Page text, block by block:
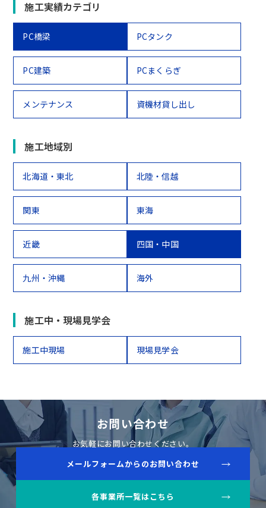
施工実績カテゴリ
PC橋梁 PCタンク
PC建築 PCまくらぎ
メンテナンス 資機材貸し出し
施工地域別
北海道・東北 北陸・信越
関東 東海
近畿 四国・中国
九州・沖縄 海外
施工中・現場見学会
施工中現場 現場見学会
お問い合わせ
お気軽にお問い合わせください。
メールフォームからのお問い合わせ
各事業所一覧はこちら